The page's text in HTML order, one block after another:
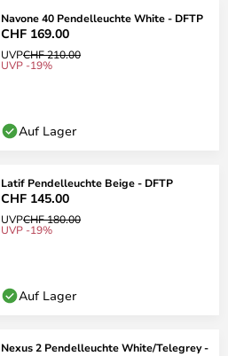
Navone 40 Pendelleuchte White - DFTP
CHF 169.00
UVPCHF 210.00
UVP -19%
Auf Lager
Latif Pendelleuchte Beige - DFTP
CHF 145.00
UVPCHF 180.00
UVP -19%
Auf Lager
Nexus 2 Pendelleuchte White/Telegrey -